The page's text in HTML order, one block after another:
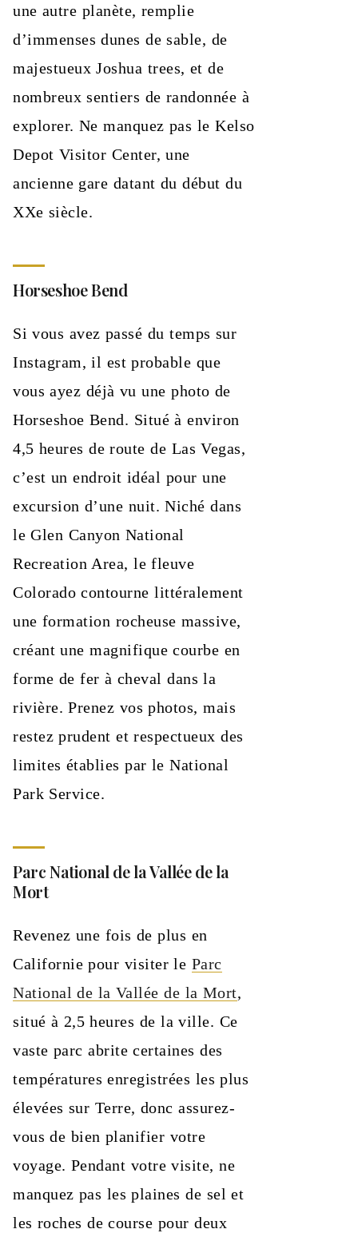
une autre planète, remplie
d’immenses dunes de sable, de
majestueux Joshua trees, et de
nombreux sentiers de randonnée à
explorer. Ne manquez pas le Kelso
Depot Visitor Center, une
ancienne gare datant du début du
XXe siècle.
Horseshoe Bend
Si vous avez passé du temps sur
Instagram, il est probable que
vous ayez déjà vu une photo de
Horseshoe Bend. Situé à environ
4,5 heures de route de Las Vegas,
c’est un endroit idéal pour une
excursion d’une nuit. Niché dans
le Glen Canyon National
Recreation Area, le fleuve
Colorado contourne littéralement
une formation rocheuse massive,
créant une magnifique courbe en
forme de fer à cheval dans la
rivière. Prenez vos photos, mais
restez prudent et respectueux des
limites établies par le National
Park Service.
Parc National de la Vallée de la
Mort
Revenez une fois de plus en
Californie pour visiter le Parc
National de la Vallée de la Mort,
situé à 2,5 heures de la ville. Ce
vaste parc abrite certaines des
températures enregistrées les plus
élevées sur Terre, donc assurez-
vous de bien planifier votre
voyage. Pendant votre visite, ne
manquez pas les plaines de sel et
les roches de course pour deux